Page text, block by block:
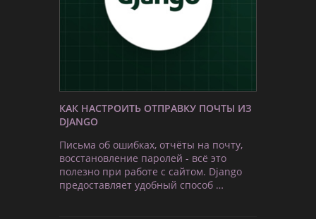
КАК НАСТРОИТЬ ОТПРАВКУ ПОЧТЫ ИЗ
DJANGO
Письма об ошибках, отчёты на почту,
восстановление паролей - всё это
полезно при работе с сайтом. Django
предоставляет удобный способ …